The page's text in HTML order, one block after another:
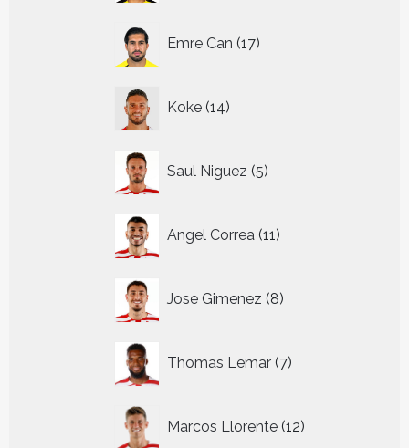
Emre Can 17
producten
Koke 14
producten
Saul Niguez 5
producten
Angel Correa 11
producten
Jose Gimenez 8
producten
Thomas Lemar 7
producten
Marcos Llorente 12
producten